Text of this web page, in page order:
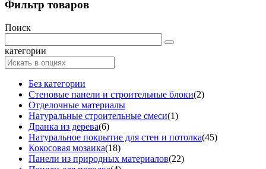
Фильтр товаров
Поиск
категории
Без категории
Стеновые панели и строительные блоки(2)
Отделочные материалы
Натуральные строительные смеси(1)
Дранка из дерева(6)
Натуральное покрытие для стен и потолка(45)
Кокосовая мозаика(18)
Панели из природных материалов(22)